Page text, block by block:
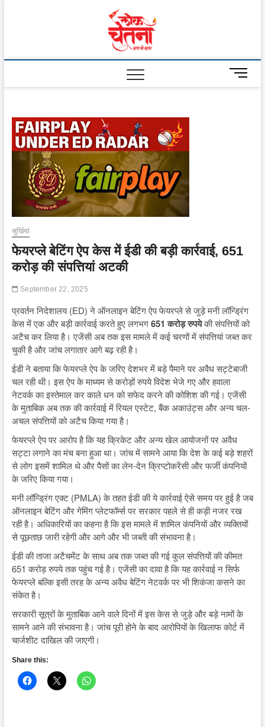
M
e
सुर्खियां
फेयरप्ले बेटिंग ऐप केस में ईडी की बड़ी कार्रवाई, 651
करोड़ की संपत्तियां अटकी
September 22, 2025
प्रवर्तन निदेशालय (ED) ने ऑनलाइन बेटिंग ऐप फेयरप्ले से जुड़े मनी लॉन्ड्रिंग
केस में एक और बड़ी कार्रवाई करते हुए लगभग651 करोड़ रुपयेकी संपत्तियों को
अटैच कर लिया है। एजेंसी अब तक इस मामले में कई चरणों में संपत्तियां जब्त कर
चुकी है और जांच लगातार आगे बढ़ रही है।
ईडी ने बताया कि फेयरप्ले ऐप के जरिए देशभर में बड़े पैमाने पर अवैध सट्टेबाजी
चल रही थी। इस ऐप के माध्यम से करोड़ों रुपये विदेश भेजे गए और हवाला
नेटवर्क का इस्तेमाल कर काले धन को सफेद करने की कोशिश की गई। एजेंसी
के मुताबिक अब तक की कार्रवाई में रियल एस्टेट, बैंक अकाउंट्स और अन्य चल-
अचल संपत्तियों को अटैच किया गया है।
फेयरप्ले ऐप पर आरोप है कि यह क्रिकेट और अन्य खेल आयोजनों पर अवैध
सट्टा लगाने का मंच बना हुआ था। जांच में सामने आया कि देश के कई बड़े शहरों
से लोग इसमें शामिल थे और पैसों का लेन-देन क्रिप्टोकरेंसी और फर्जी कंपनियों
के जरिए किया गया।
मनी लॉन्ड्रिंग एक्ट (PMLA) के तहत ईडी की ये कार्रवाई ऐसे समय पर हुई है जब
ऑनलाइन बेटिंग और गेमिंग प्लेटफॉर्म्स पर सरकार पहले से ही कड़ी नजर रख
रही है। अधिकारियों का कहना है कि इस मामले में शामिल कंपनियों और व्यक्तियों
से पूछताछ जारी रहेगी और आगे और भी जब्ती की संभावना है।
ईडी की ताजा अटैचमेंट के साथ अब तक जब्त की गई कुल संपत्तियों की कीमत
651 करोड़ रुपये तक पहुंच गई है। एजेंसी का दावा है कि यह कार्रवाई न सिर्फ
फेयरप्ले बल्कि इसी तरह के अन्य अवैध बेटिंग नेटवर्क पर भी शिकंजा कसने का
संकेत है।
सरकारी सूत्रों के मुताबिक आने वाले दिनों में इस केस से जुड़े और बड़े नामों के
सामने आने की संभावना है। जांच पूरी होने के बाद आरोपियों के खिलाफ कोर्ट में
चार्जशीट दाखिल की जाएगी।
Share this: